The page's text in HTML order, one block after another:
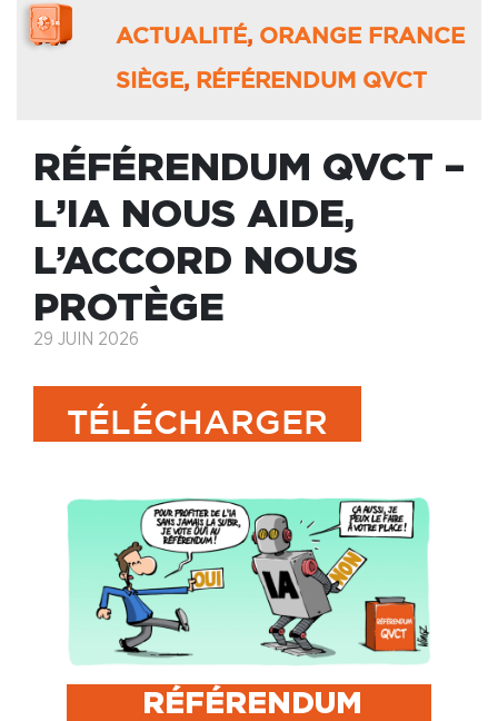
ACTUALITÉ, ORANGE FRANCE
SIÈGE, RÉFÉRENDUM QVCT
RÉFÉRENDUM QVCT –
L’IA NOUS AIDE,
L’ACCORD NOUS
PROTÈGE
29 JUIN 2026
TÉLÉCHARGER
RÉFÉRENDUM